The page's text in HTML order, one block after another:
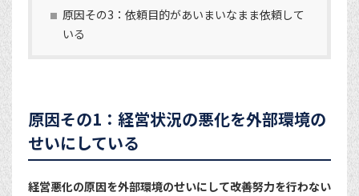
原因その3：依頼目的があいまいなまま依頼して
いる
原因その1：経営状況の悪化を外部環境の
せいにしている
経営悪化の原因を外部環境のせいにして改善努力を行わない